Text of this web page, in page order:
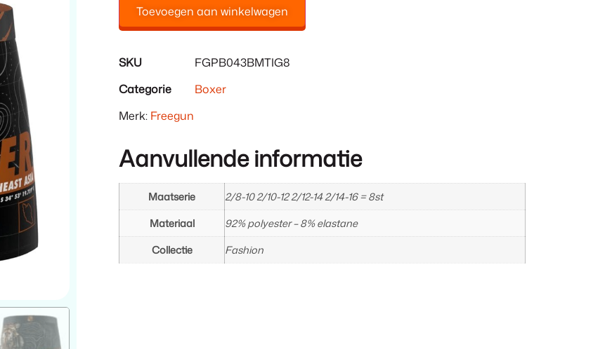
Toevoegen aan winkelwagen
SKU
FGPB043BMTIG8
Categorie
Boxer
Merk: Freegun
Aanvullende informatie
Maatserie
2/8-10 2/10-12 2/12-14 2/14-16 = 8st
Materiaal
92% polyester – 8% elastane
Collectie
Fashion